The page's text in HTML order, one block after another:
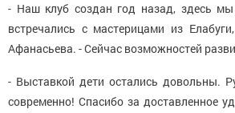
- Наш клуб создан год назад, здесь
встречались с мастерицами из
Афанасьева. - Сейчас возможностей
- Выставкой дети остались довольны.
современно! Спасибо за доставленное